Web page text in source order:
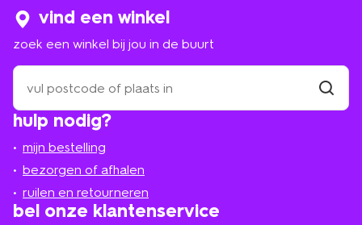
hulp nodig?
mijn bestelling
bezorgen of afhalen
ruilen en retourneren
bel onze klantenservice
vind een winkel
zoek een winkel bij jou in de buurt
zoek
een
winkel
bij
in
de
buurt